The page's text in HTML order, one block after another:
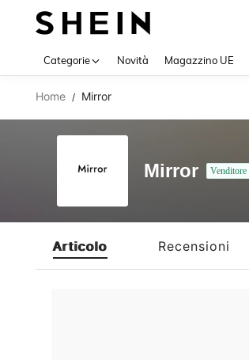
Categorie Novità Magazzino UE
Home / Mirror
Mirror Venditore
Articolo Recensioni